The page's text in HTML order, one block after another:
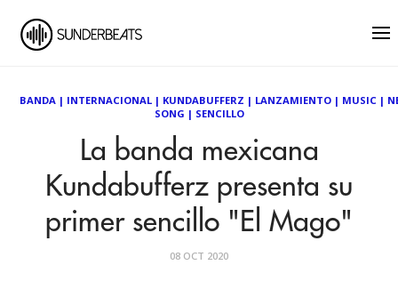
BANDA | INTERNACIONAL | KUNDABUFFERZ | LANZAMIENTO | MUSIC |
SONG | SENCILLO
La banda mexicana
Kundabufferz presenta su
primer sencillo "El Mago"
08 OCT 2020